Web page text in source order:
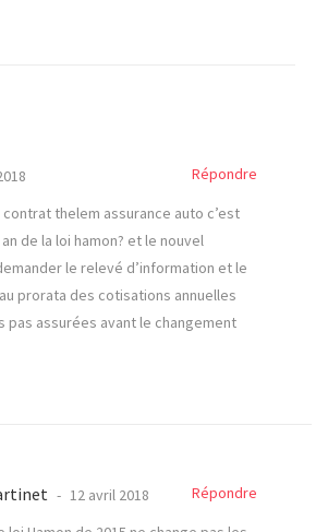
Répondre
thelem assurance auto c’est
de la loi hamon? et le nouvel
le relevé d’information et le
prorata des cotisations annuelles
pas assurées avant le changement
12 avril 2018
Répondre